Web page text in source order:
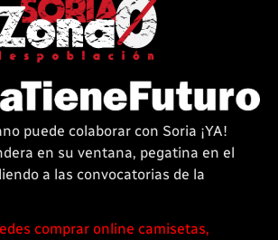
puede colaborar con Soria ¡YA!
en su ventana, pegatina en el
a las convocatorias de la
comprar online camisetas,